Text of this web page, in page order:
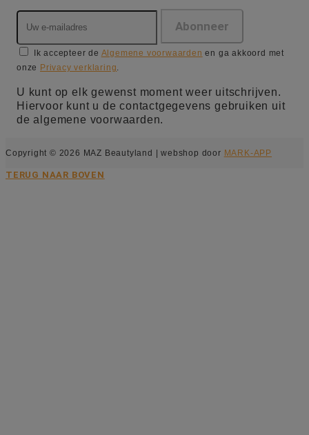
Ik accepteer de Algemene voorwaarden en ga akkoord met
onze Privacy verklaring
U kunt op elk gewenst moment weer uitschrijven.
Hiervoor kunt u de contactgegevens gebruiken uit
de algemene voorwaarden.
Copyright © 2026 MAZ Beautyland | webshop door MARK-APP
TERUG NAAR BOVEN